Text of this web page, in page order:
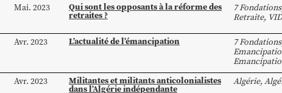
Mai. 2023 Qui sont les opposants à la réforme des
retraites ?
7 Fondations
Retraite,
Avr. 2023 L’actualité de l’émancipation 7 Fondations
Avr. 2023 Militantes et militants anticolonialistes
dans l’Algérie indépendante
Algérie,